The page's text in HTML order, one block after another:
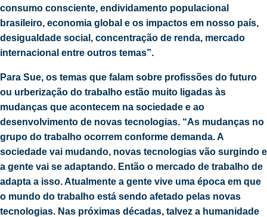
consumo consciente, endividamento populacional
brasileiro, economia global e os impactos em nosso país,
desigualdade social, concentração de renda, mercado
internacional entre outros temas”.
Para Sue, os temas que falam sobre profissões do futuro
ou urberização do trabalho estão muito ligadas às
mudanças que acontecem na sociedade e ao
desenvolvimento de novas tecnologias. “As mudanças no
grupo do trabalho ocorrem conforme demanda. A
sociedade vai mudando, novas tecnologias vão surgindo e
a gente vai se adaptando. Então o mercado de trabalho de
adapta a isso. Atualmente a gente vive uma época em que
o mundo do trabalho está sendo afetado pelas novas
tecnologias. Nas próximas décadas, talvez a humanidade